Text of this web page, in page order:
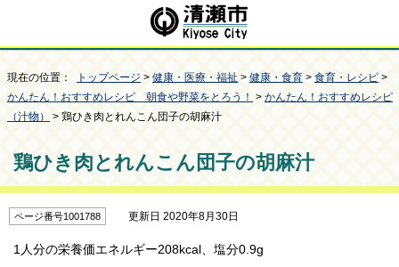
現在の位置： トップページ > 健康・医療・福祉 > 健康・食育 > 食育・レシピ >
かんたん！おすすめレシピ 朝食や野菜をとろう！ > かんたん！おすすめレシピ
（汁物）
> 鶏ひき肉とれんこん団子の胡麻汁
鶏ひき肉とれんこん団子の胡麻汁
ページ番号1001788 更新日 2020年8月30日
1人分の栄養価エネルギー208kcal、塩分0.9g